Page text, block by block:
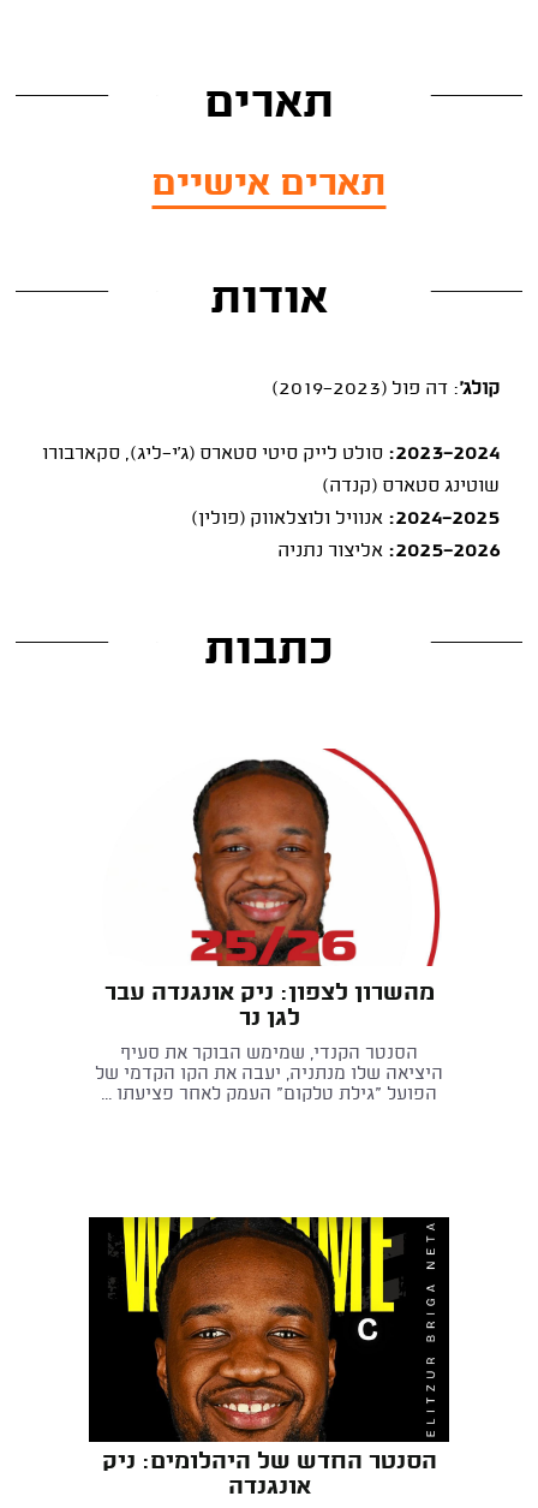
תארים
תארים אישיים
אודות
קולג': דה פול (2019-2023)
2023-2024:
סולט לייק סיטי סטארס (ג'י-ליג), סקארבורו
שוטינג סטארס (קנדה)
2024-2025:
אנוויל ולוצלאווק (פולין)
2025-2026:
אליצור נתניה
כתבות
מהשרון לצפון: ניק אונגנדה עבר
לגן נר
הסנטר הקנדי, שמימש הבוקר את סעיף
היציאה שלו מנתניה, יעבה את הקו הקדמי של
הפועל "גילת טלקום" העמק לאחר פציעתו ...
הסנטר החדש של היהלומים: ניק
אונגנדה